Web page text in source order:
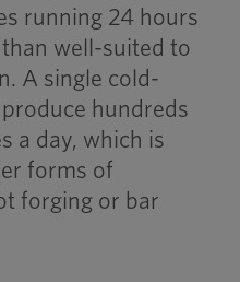
running 24 hours
well-suited to
A single cold-
hundreds
a day, which is
forms of
forging or bar